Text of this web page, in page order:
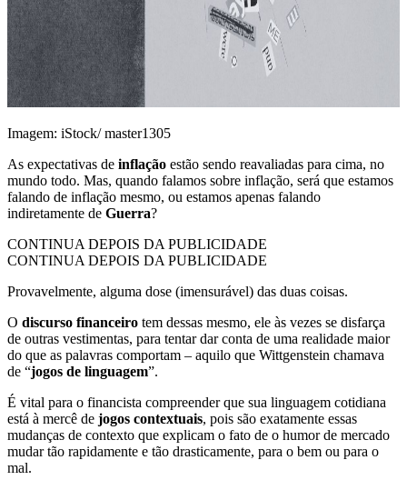
Imagem: iStock/ master1305
As expectativas de inflação estão sendo reavaliadas para cima, no
mundo todo. Mas, quando falamos sobre inflação, será que estamos
falando de inflação mesmo, ou estamos apenas falando
indiretamente de Guerra?
CONTINUA DEPOIS DA PUBLICIDADE
CONTINUA DEPOIS DA PUBLICIDADE
Provavelmente, alguma dose (imensurável) das duas coisas.
O discurso financeiro tem dessas mesmo, ele às vezes se disfarça
de outras vestimentas, para tentar dar conta de uma realidade maior
do que as palavras comportam – aquilo que Wittgenstein chamava
de “jogos de linguagem”.
É vital para o financista compreender que sua linguagem cotidiana
está à mercê de jogos contextuais, pois são exatamente essas
mudanças de contexto que explicam o fato de o humor de mercado
mudar tão rapidamente e tão drasticamente, para o bem ou para o
mal.